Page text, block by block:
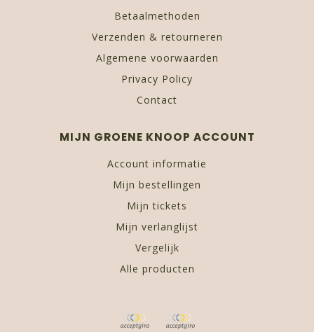
Betaalmethoden
Verzenden & retourneren
Algemene voorwaarden
Privacy Policy
Contact
MIJN GROENE KNOOP ACCOUNT
Account informatie
Mijn bestellingen
Mijn tickets
Mijn verlanglijst
Vergelijk
Alle producten